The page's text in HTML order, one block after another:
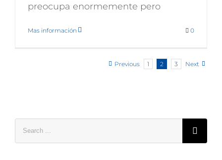
preocupa enormemente pero
Mas información 0
Previous 1 2 3 Next